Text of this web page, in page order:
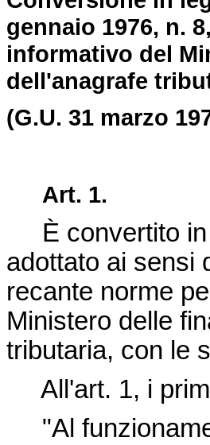
gennaio 1976, n.
informativo del
dell'anagrafe
(G.U. 31 marzo
Art. 1.
È convertito in
adottato ai sensi
recante norme
Ministero delle
tributaria, con le
All'art. 1, i
"Al